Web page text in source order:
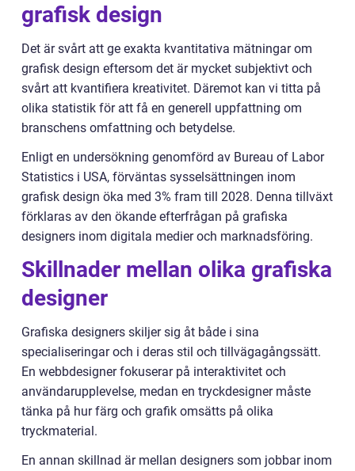
grafisk design
Det är svårt att ge exakta kvantitativa mätningar om
grafisk design eftersom det är mycket subjektivt och
svårt att kvantifiera kreativitet. Däremot kan vi titta på
olika statistik för att få en generell uppfattning om
branschens omfattning och betydelse.
Enligt en undersökning genomförd av Bureau of Labor
Statistics i USA, förväntas sysselsättningen inom
grafisk design öka med 3% fram till 2028. Denna tillväxt
förklaras av den ökande efterfrågan på grafiska
designers inom digitala medier och marknadsföring.
Skillnader mellan olika grafiska
designer
Grafiska designers skiljer sig åt både i sina
specialiseringar och i deras stil och tillvägagångssätt.
En webbdesigner fokuserar på interaktivitet och
användarupplevelse, medan en tryckdesigner måste
tänka på hur färg och grafik omsätts på olika
tryckmaterial.
En annan skillnad är mellan designers som jobbar inom